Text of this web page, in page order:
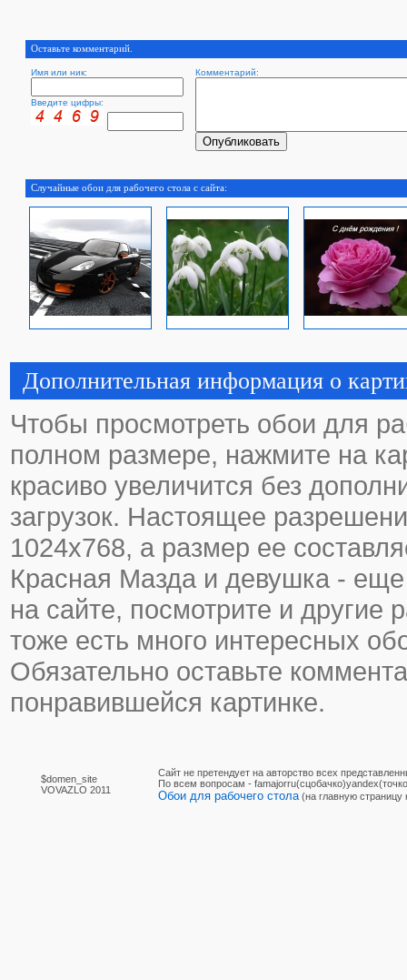
Оставьте комментарий.
Имя или ник: Комментарий:
Введите цифры:
Случайные обои для рабочего стола с сайта:
Дополнительная информация о
Чтобы просмотреть обои для
полном размере, нажмите на
красиво увеличится без
загрузок. Настоящее
1024х768, а размер ее
Красная Мазда и девушка - еще
на сайте, посмотрите и другие
тоже есть много интересных
Обязательно оставьте
понравившейся картинке.
$domen_site
VOVAZLO 2011
Сайт не претендует на авторство всех
По вcем вопросам -
Обои для рабочего стола (на главную страницу